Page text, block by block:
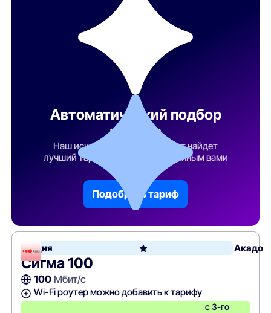
Автоматический подбор
тарифа
Наш искусственный интеллект найдет
лучший тарифный план по указанным вами
Подобрать тариф
Акция Акадо
Сигма 100
100Мбит/с
Wi-Fi роутер можно добавить к тарифу
с 3-го